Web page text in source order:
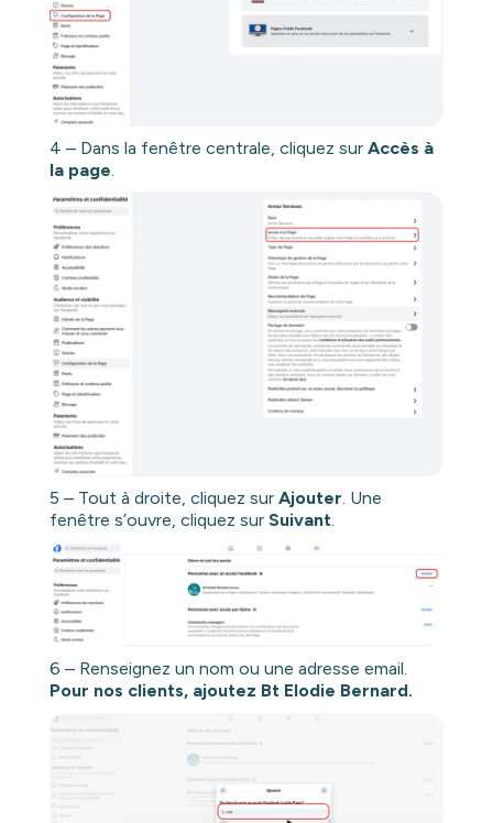
4 – Dans la fenêtre centrale, cliquez sur Accès à
la page
5 – Tout à droite, cliquez sur Ajouter. Une
fenêtre s’ouvre, cliquez sur Suivant.
6 – Renseignez un nom ou une adresse email.
Pour nos clients, ajoutez Bt Elodie Bernard.